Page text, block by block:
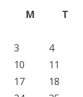
M
T
3
4
10
11
17
18